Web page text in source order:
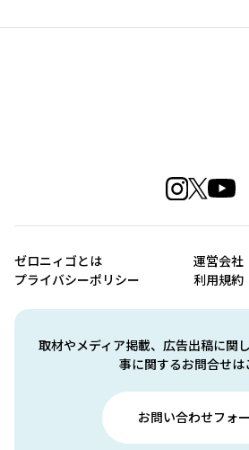
取材やメディア掲載、広告出稿に関
事に関するお問合せは
お問い合わせフォ
ゼロニィゴとは
運営会社
プライバシーポリシー
利用規約